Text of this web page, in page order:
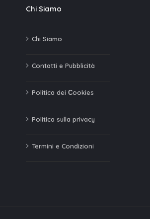
Chi Siamo
Chi Siamo
Contatti e Pubblicità
Politica dei Сookies
Politica sulla privacy
Termini e Condizioni